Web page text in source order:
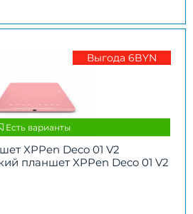
Есть варианты
Выгода 6BYN
XPPen Deco 01 V2
планшет XPPen Deco 01 V2